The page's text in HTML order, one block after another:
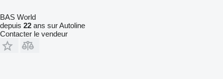
BAS World
depuis 22 ans sur Autoline
Contacter le vendeur